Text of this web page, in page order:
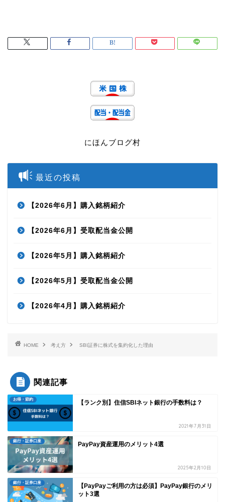
にほんブログ村
最近の投稿
【2026年6月】購入銘柄紹介
【2026年6月】受取配当金公開
【2026年5月】購入銘柄紹介
【2026年5月】受取配当金公開
【2026年4月】購入銘柄紹介
HOME 考え方 SBI証券に株式を集約化した理由
関連記事
お得・節約 【ランク別】住信SBIネット銀行の手数料は？
2021年7月31日
銀行・証券口座 PayPay資産運用のメリット4選
2025年2月10日
銀行・証券口座
【PayPayご利用の方は必須】PayPay銀行のメリ
ット3選